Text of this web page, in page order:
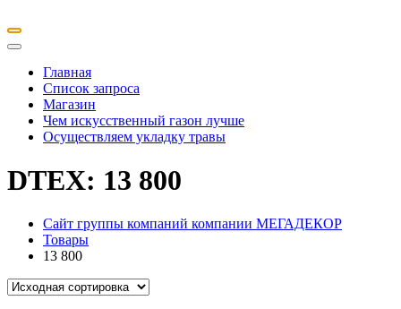
Главная
Список запроса
Магазин
Чем искусственный газон лучше
Осуществляем укладку травы
DTEX: 13 800
Сайт группы компаний компании МЕГАДЕКОР
Товары
13 800